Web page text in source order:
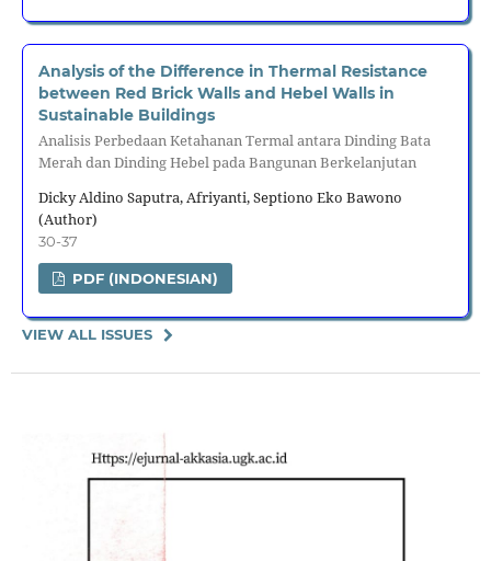
Analysis of the Difference in Thermal Resistance
between Red Brick Walls and Hebel Walls in
Sustainable Buildings
Analisis Perbedaan Ketahanan Termal antara Dinding Bata
Merah dan Dinding Hebel pada Bangunan Berkelanjutan
Dicky Aldino Saputra, Afriyanti, Septiono Eko Bawono
(Author)
30-37
PDF (INDONESIAN)
VIEW ALL ISSUES